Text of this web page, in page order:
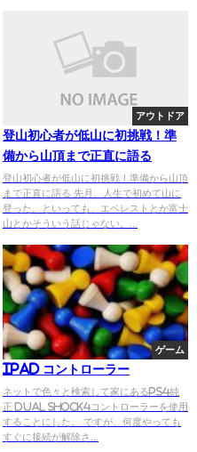
アウトドア
登山初心者が低山に初挑戦！準
備から山頂まで正直に語る
登山初心者が低山に初挑戦！準備から山頂
まで正直に語る 先月、人生で初めて山に
登った。といっても、エベレストとか富士
山とかそういう話じゃない。...
ゲーム
iPad コントローラー
ネットで色々と検索して家にあるPS4純
正 dual shock4コントローラーを使用
することにした。 ですが、何度やっても
すぐに接続が解除さ...